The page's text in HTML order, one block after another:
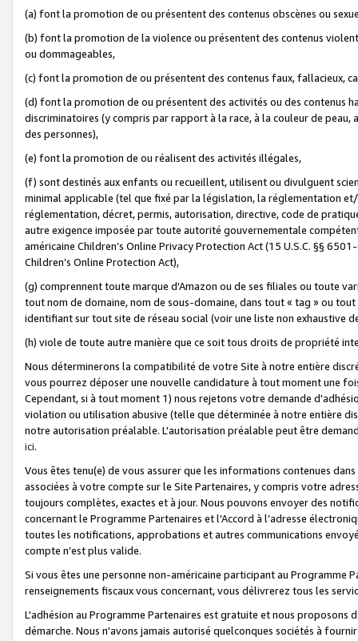
(a) font la promotion de ou présentent des contenus obscènes ou
(b) font la promotion de la violence ou présentent des contenus
ou dommageables,
(c) font la promotion de ou présentent des contenus faux, fallacieux,
(d) font la promotion de ou présentent des activités ou des contenus
discriminatoires (y compris par rapport à la race, à la couleur de
des personnes),
(e) font la promotion de ou réalisent des activités illégales,
(f) sont destinés aux enfants ou recueillent, utilisent ou divulguent
minimal applicable (tel que fixé par la législation, la réglementation
réglementation, décret, permis, autorisation, directive, code de
autre exigence imposée par toute autorité gouvernementale
américaine Children’s Online Privacy Protection Act (15 U.S.C. §§
Children’s Online Protection Act),
(g) comprennent toute marque d'Amazon ou de ses filiales ou toute
tout nom de domaine, nom de sous-domaine, dans tout « tag » ou
identifiant sur tout site de réseau social (voir une liste non exhaustive
(h) viole de toute autre manière que ce soit tous droits de propriété
Nous déterminerons la compatibilité de votre Site à notre entière
vous pourrez déposer une nouvelle candidature à tout moment une
Cependant, si à tout moment 1) nous rejetons votre demande
violation ou utilisation abusive (telle que déterminée à notre entière
notre autorisation préalable. L'autorisation préalable peut être
ici.
Vous êtes tenu(e) de vous assurer que les informations contenues
associées à votre compte sur le Site Partenaires, y compris votre
toujours complètes, exactes et à jour. Nous pouvons envoyer des
concernant le Programme Partenaires et l'Accord à l’adresse
toutes les notifications, approbations et autres communications
compte n’est plus valide.
Si vous êtes une personne non-américaine participant au
renseignements fiscaux vous concernant, vous délivrerez tous les
L'adhésion au Programme Partenaires est gratuite et nous proposons
démarche. Nous n'avons jamais autorisé quelconques sociétés à